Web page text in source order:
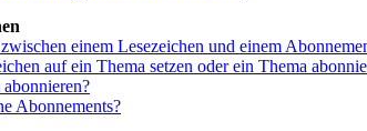
einem Lesezeichen und einem
auf ein Thema setzen oder ein Thema
Abonnements?